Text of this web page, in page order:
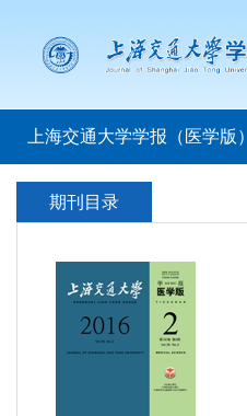
上海交通大学学报（医学版）
期刊目录